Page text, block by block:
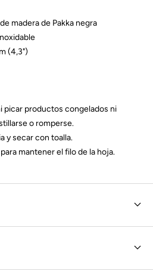
madera de Pakka negra
(4,3")
picar productos congelados ni
o romperse.
y secar con toalla.
mantener el filo de la hoja.